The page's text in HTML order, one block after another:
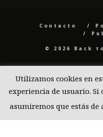
Contacto
© 2026 Back
Utilizamos cookies en
experiencia de usuario.
asumiremos que estás de